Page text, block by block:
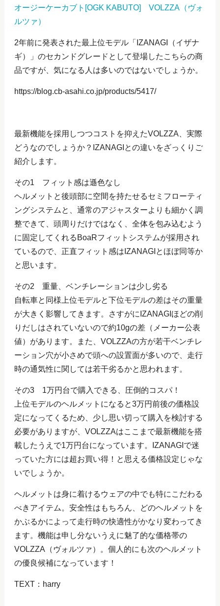
オージーケーカブト[OGK KABUTO] VOLZZA（ヴォ
ルツァ）
2年前に発表された最上位モデル「IZANAGI（イザナ
ギ）」のセカンドグレードとして登場したこちらの商
品ですが、気になる人は多いのではないでしょうか。
https://blog.cb-asahi.co.jp/products/5417/
最新機能を採用しつつコストを抑えたVOLZZA、実際
どうなのでしょうか？IZANAGIとの違いをざっくりご
紹介します。
その1 フィット感は遜色なし
ヘルメットと後頭部に空間を持たせるセミフローティ
ングシステムと、通常のアジャスターよりも細かく調
整できて、頭周りだけではなく、全体を包み込むよう
に固定してくれるBoaRフィットシステムが採用され
ているので、正直フィット感はIZANAGIとほぼ同等か
と思います。
その2 重量、ベンチレーションは少し劣る
自転車と同様上位モデルと下位モデルの差はその重量
が大きく影響してきます。さすがにIZANAGIほどの削
りだしはされていないので約10gの差（メーカー公表
値）があります。また、VOLZZAの方が若干ベンチレ
ーション穴が小さめで頭への設置面が多いので、走行
時の通気性に関しては若干劣るかと思われます。
その3 1万円台で購入できる、圧倒的コスパ！
上位モデルのヘルメットになると3万円前後の価格設
定になってくるため、少し思い切って購入を検討する
必要がありますが、VOLZZAはここまで最新機能を搭
載したうえで1万円台になっています。IZANAGIで迷
っていた方には超お買い得！と思える価格設定じゃな
いでしょうか。
ヘルメットは身に着けるウェアの中でも特にこだわる
べきアイテム。安全性はもちろん、どのヘルメットを
かぶるかによって走行時の快適性がかなり変わってき
ます。機能は申し分ないうえに魅了的な価格帯の
VOLZZA（ヴォルツァ）。個人的にも次のヘルメット
の優良候補になっています！
TEXT：harry